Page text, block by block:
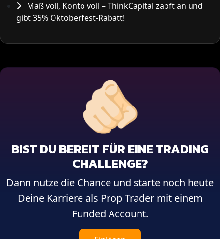
Maß voll, Konto voll – ThinkCapital zapft an und
gibt 35% Oktoberfest-Rabatt!
🫵🏻
BIST DU BEREIT FÜR EINE TRADING
CHALLENGE?
Dann nutze die Chance und starte noch heute
Deine Karriere als Prop Trader mit einem
Funded Account.